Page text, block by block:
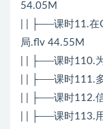
54.05M
| | ├──课时11.在
局.flv 44.55M
| | ├──课时110.
| | ├──课时111.
| | ├──课时112.
| | ├──课时113.